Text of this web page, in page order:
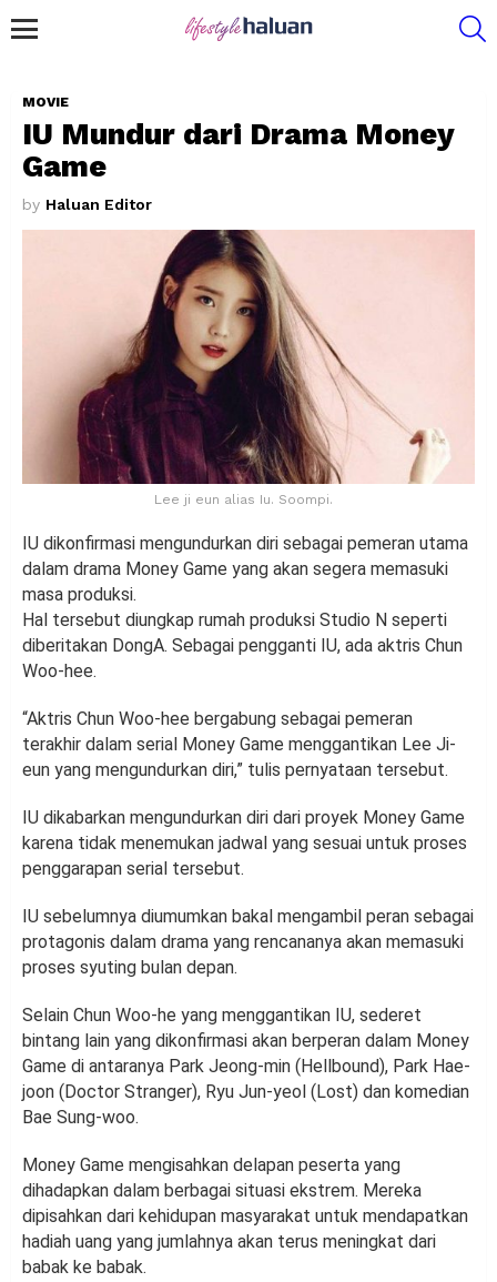
MOVIE
IU Mundur dari Drama Money
Game
by Haluan Editor
Lee ji eun alias Iu. Soompi.
IU dikonfirmasi mengundurkan diri sebagai pemeran utama
dalam drama Money Game yang akan segera memasuki
masa produksi.
Hal tersebut diungkap rumah produksi Studio N seperti
diberitakan DongA. Sebagai pengganti IU, ada aktris Chun
Woo-hee.
“Aktris Chun Woo-hee bergabung sebagai pemeran
terakhir dalam serial Money Game menggantikan Lee Ji-
eun yang mengundurkan diri,” tulis pernyataan tersebut.
IU dikabarkan mengundurkan diri dari proyek Money Game
karena tidak menemukan jadwal yang sesuai untuk proses
penggarapan serial tersebut.
IU sebelumnya diumumkan bakal mengambil peran sebagai
protagonis dalam drama yang rencananya akan memasuki
proses syuting bulan depan.
Selain Chun Woo-he yang menggantikan IU, sederet
bintang lain yang dikonfirmasi akan berperan dalam Money
Game di antaranya Park Jeong-min (Hellbound), Park Hae-
joon (Doctor Stranger), Ryu Jun-yeol (Lost) dan komedian
Bae Sung-woo.
Money Game mengisahkan delapan peserta yang
dihadapkan dalam berbagai situasi ekstrem. Mereka
dipisahkan dari kehidupan masyarakat untuk mendapatkan
hadiah uang yang jumlahnya akan terus meningkat dari
babak ke babak.